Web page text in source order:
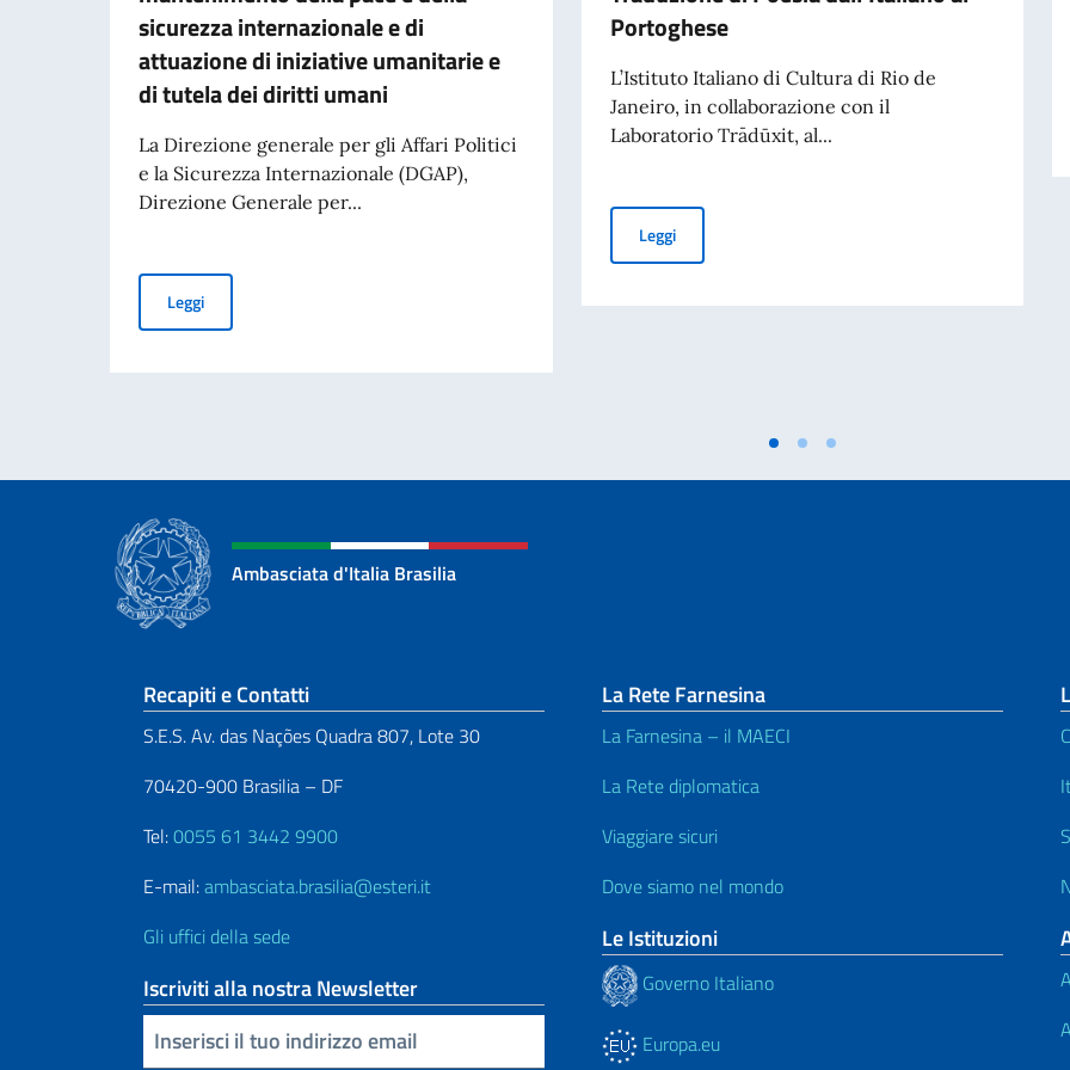
sicurezza internazionale e di
attuazione di iniziative umanitarie e
di tutela dei diritti umani
La Direzione generale per gli Affari Politici
e la Sicurezza Internazionale (DGAP),
Direzione Generale per...
LeggiAvviso di pubblicità per contributi a soggetti privati per finalità di mantenimento della pace e della sicurezza
Portoghese
L’Istituto Italiano di Cultura di Rio de
Janeiro, in collaborazione con il
Laboratorio Trādūxit, al...
LeggiTerza edizione di ‘M’Illumino / D’Immenso’, Premio
Ambasciata d'Italia Brasilia
Sezione footer
Recapiti e Contatti
S.E.S. Av. das Nações Quadra 807, Lote 30
70420-900 Brasilia – DF
Tel:0055 61 3442 9900
E-mail:ambasciata.brasilia@esteri.it
Gli uffici della sede
Iscriviti alla nostra Newsletter
Inserisci la tua email
La Rete Farnesina
La Farnesina – il MAECI
La Rete diplomatica
Viaggiare sicuri
Dove siamo nel mondo
Le Istituzioni
Governo Italiano
Europa.eu